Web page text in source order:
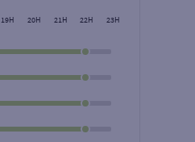
19H 20H 21H 22H 23H